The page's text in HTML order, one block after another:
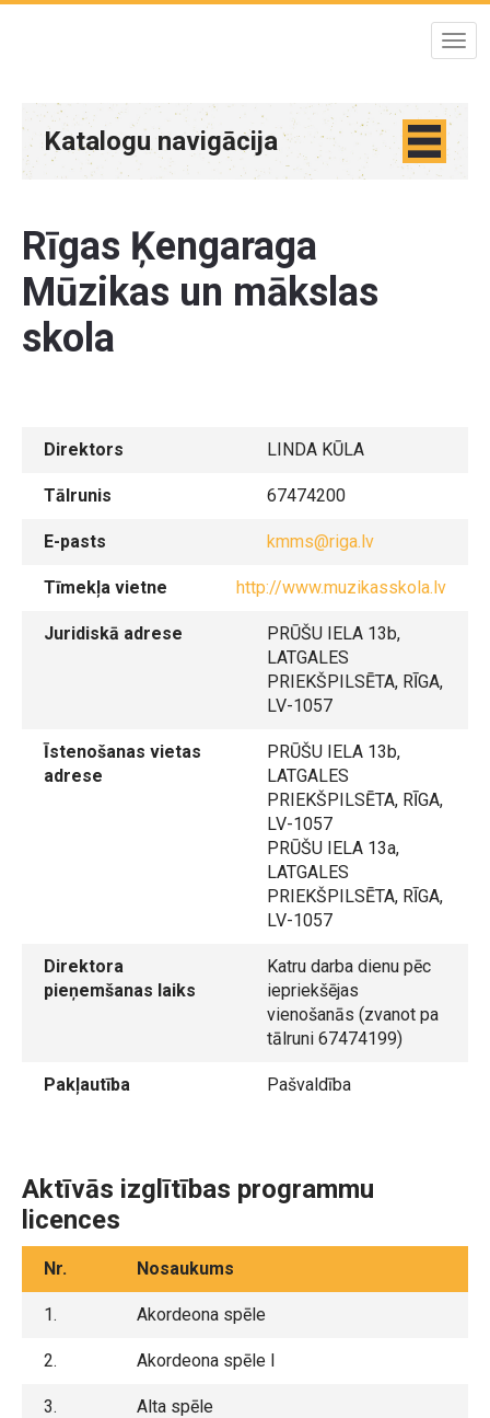
Katalogu navigācija
Rīgas Ķengaraga
Mūzikas un mākslas
skola
Direktors LINDA KŪLA
Tālrunis 67474200
E-pasts kmms@riga.lv
Tīmekļa vietne http://www.muzikasskola.lv
Juridiskā adrese
PRŪŠU IELA 13b,
LATGALES
PRIEKŠPILSĒTA, RĪGA,
LV-1057
Īstenošanas vietas
adrese
PRŪŠU IELA 13b,
LATGALES
PRIEKŠPILSĒTA, RĪGA,
LV-1057
PRŪŠU IELA 13a,
LATGALES
PRIEKŠPILSĒTA, RĪGA,
LV-1057
Direktora
pieņemšanas laiks
Katru darba dienu pēc
iepriekšējas
vienošanās (zvanot pa
tālruni 67474199)
Pakļautība Pašvaldība
Aktīvās izglītības programmu
licences
Nr. Nosaukums
1. Akordeona spēle
2. Akordeona spēle I
3. Alta spēle